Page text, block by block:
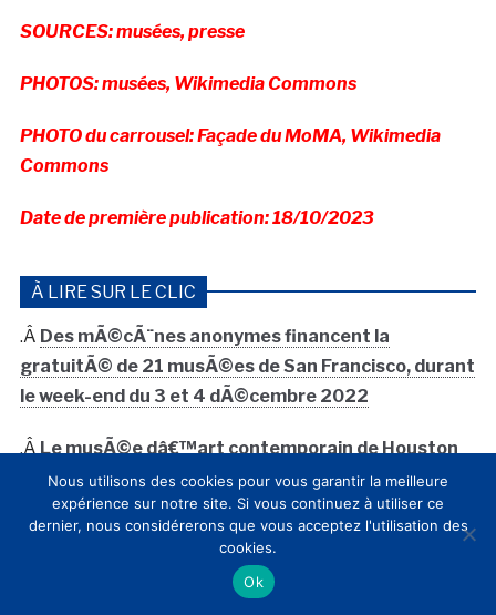
SOURCES: musées, presse
PHOTOS: musées, Wikimedia Commons
PHOTO du carrousel: Façade du MoMA, Wikimedia
Commons
Date de première publication: 18/10/2023
À LIRE SUR LE CLIC
.Â Des mÃ©cÃ¨nes anonymes financent la
gratuitÃ© de 21 musÃ©es de San Francisco, durant
le week-end du 3 et 4 dÃ©cembre 2022
.ÂLe musÃ©e dâ€™art contemporain de Houston
reÃ§oit un don majeur pour financer son nouveau
programme â€œgratuitÃ© pour tousâ€
Avec sa politique de gratuitÃ©, Avignon annonce
70% dâ€™augmentation de visiteurs dans ses 5
Nous utilisons des cookies pour vous garantir la meilleure
expérience sur notre site. Si vous continuez à utiliser ce
dernier, nous considérerons que vous acceptez l'utilisation des
cookies.
Ok